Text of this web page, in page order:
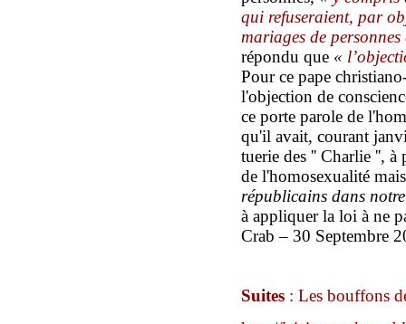
qui refuseraient, par
mariages de personnes
répondu que «
Pour ce pape
l'objection de
ce porte parole de
qu'il avait, courant
tuerie des '' Charlie '', à
de l'homosexualité
républicains dans
à appliquer la loi à ne
Crab – 30 Septembre
Suites : Les bouffons